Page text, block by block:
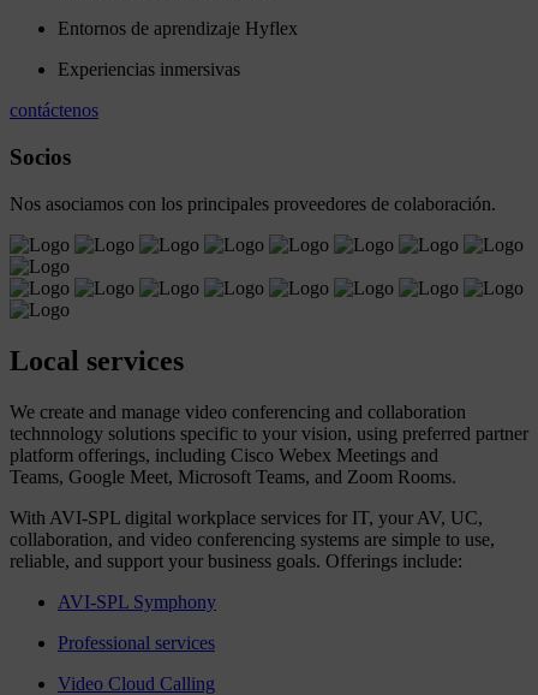
Entornos de aprendizaje Hyflex
Experiencias inmersivas
contáctenos
Socios
Nos asociamos con los principales proveedores de colaboración.
Local services
We create and manage video conferencing and collaboration
technnology solutions specific to your vision, using preferred partner
platform offerings, including Cisco Webex Meetings and
Teams, Google Meet, Microsoft Teams, and Zoom Rooms.
With AVI-SPL digital workplace services for IT, your AV, UC,
collaboration, and video conferencing systems are simple to use,
reliable, and support your business goals. Offerings include:
AVI-SPL Symphony
Professional services
Video Cloud Calling